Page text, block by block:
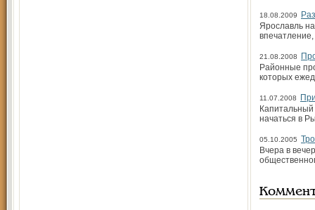
18.08.2009
Ярославль
21.08.2008
Районные
которых
11.07.2008
начаться в
05.10.2005
Вчера в